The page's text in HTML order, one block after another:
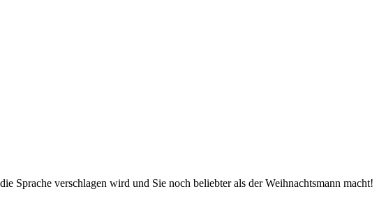
Sprache verschlagen wird und Sie noch beliebter als der Weihnachtsmann macht!